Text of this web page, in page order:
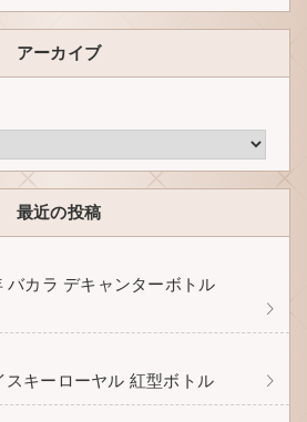
アーカイブ
最近の投稿
バカラ デキャンターボトル
キーローヤル 紅型ボトル